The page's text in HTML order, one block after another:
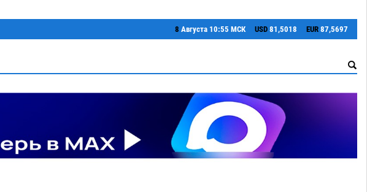
8 Августа 10:55 МСК USD 81,5018 EUR 87,5697